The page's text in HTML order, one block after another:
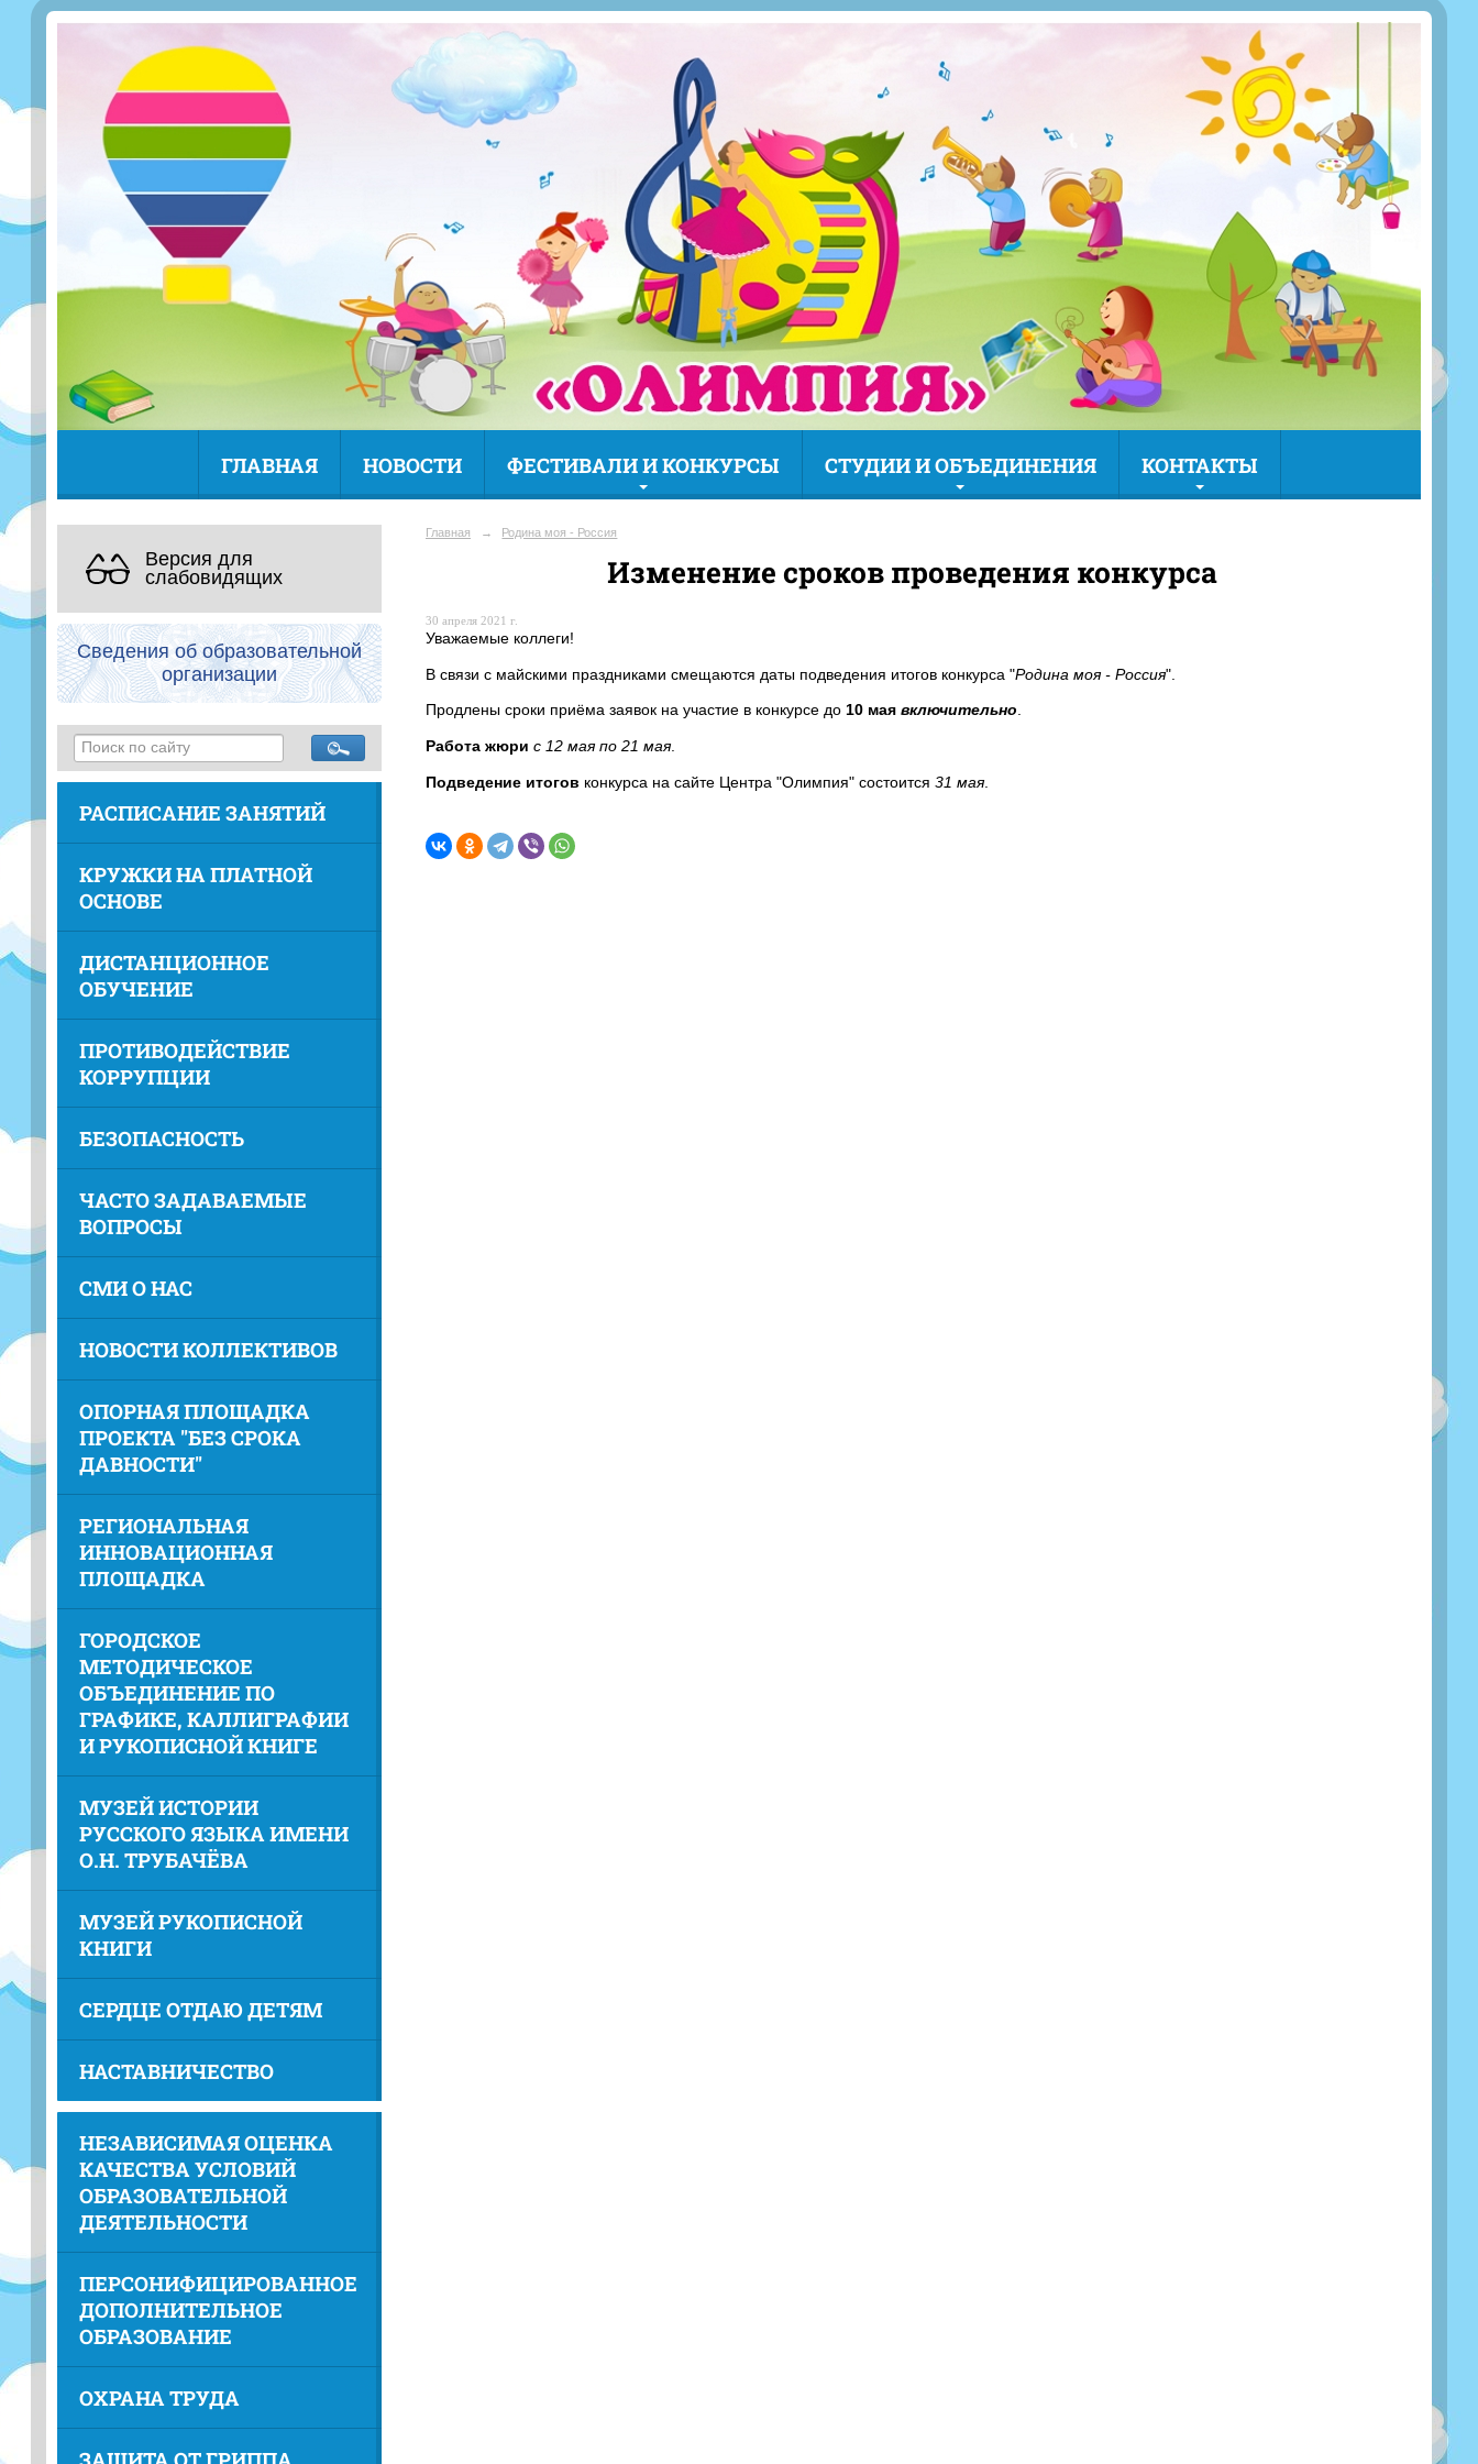
ГЛАВНАЯ НОВОСТИ ФЕСТИВАЛИ И КОНКУРСЫ СТУДИИ И ОБЪЕДИНЕНИЯ КОНТАКТЫ
Версия для
слабовидящих
Сведения об образовательной
организации
РАСПИСАНИЕ ЗАНЯТИЙ
КРУЖКИ НА ПЛАТНОЙ
ОСНОВЕ
ДИСТАНЦИОННОЕ
ОБУЧЕНИЕ
ПРОТИВОДЕЙСТВИЕ
КОРРУПЦИИ
БЕЗОПАСНОСТЬ
ЧАСТО ЗАДАВАЕМЫЕ
ВОПРОСЫ
СМИ О НАС
НОВОСТИ КОЛЛЕКТИВОВ
ОПОРНАЯ ПЛОЩАДКА
ПРОЕКТА "БЕЗ СРОКА
ДАВНОСТИ"
РЕГИОНАЛЬНАЯ
ИННОВАЦИОННАЯ
ПЛОЩАДКА
ГОРОДСКОЕ
МЕТОДИЧЕСКОЕ
ОБЪЕДИНЕНИЕ ПО
ГРАФИКЕ, КАЛЛИГРАФИИ
И РУКОПИСНОЙ КНИГЕ
МУЗЕЙ ИСТОРИИ
РУССКОГО ЯЗЫКА ИМЕНИ
О.Н. ТРУБАЧЁВА
МУЗЕЙ РУКОПИСНОЙ
КНИГИ
СЕРДЦЕ ОТДАЮ ДЕТЯМ
НАСТАВНИЧЕСТВО
НЕЗАВИСИМАЯ ОЦЕНКА
КАЧЕСТВА УСЛОВИЙ
ОБРАЗОВАТЕЛЬНОЙ
ДЕЯТЕЛЬНОСТИ
ПЕРСОНИФИЦИРОВАННОЕ
ДОПОЛНИТЕЛЬНОЕ
ОБРАЗОВАНИЕ
ОХРАНА ТРУДА
Главная → Родина моя - Россия
Изменение сроков проведения конкурса
30 апреля 2021 г.
Уважаемые коллеги!
В связи с майскими праздниками смещаются даты подведения итогов конкурса "Родина моя - Россия".
Продлены сроки приёма заявок на участие в конкурсе до 10 мая включительно.
Работа жюри с 12 мая по 21 мая.
Подведение итогов конкурса на сайте Центра "Олимпия" состоится 31 мая.